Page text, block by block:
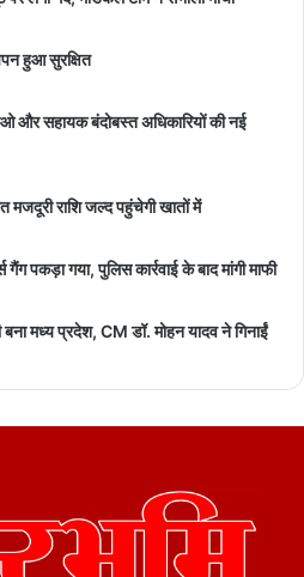
हुआ सुरक्षित
और सहायक बंदोबस्त अधिकारियों की नई
मजदूरी राशि जल्द पहुंचेगी खातों में
पकड़ा गया, पुलिस कार्रवाई के बाद मांगी माफी
मध्य प्रदेश, CM डॉ. मोहन यादव ने गिनाईं